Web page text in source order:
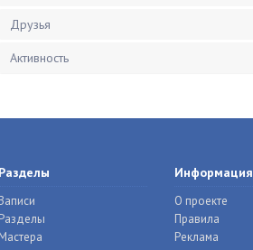
Друзья
Активность
Разделы
Разделы
Мастера
Информация
О проекте
Правила
Реклама